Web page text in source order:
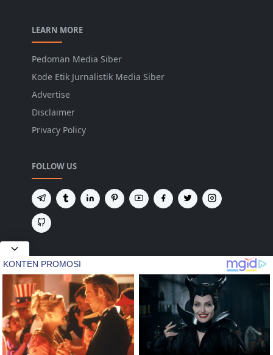
LEARN MORE
Pedoman Media Siber
Kode Etik Jurnalistik Media Siber
Advertise
Disclaimer
Privacy Policy
FOLLOW US
NEWSLETTER
Tetap terhubung untuk mendapatkan berita
terbaru dan pembaruan penting dari kami.